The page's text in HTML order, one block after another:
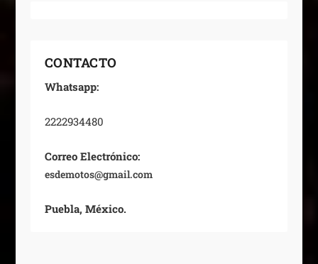
CONTACTO
Whatsapp:
2222934480
Correo Electrónico:
esdemotos@gmail.com
Puebla, México.